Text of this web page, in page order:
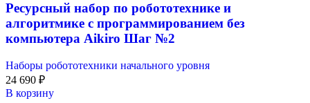
Ресурсный набор по робототехнике и
алгоритмике с программированием без
компьютера Aikiro Шаг №2
Наборы робототехники начального уровня
24 690 ₽
В корзину